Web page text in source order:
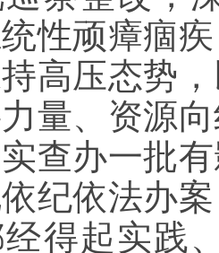
性顽瘴痼
高压态势
量、资源
查办一批
纪依法办
得起实践